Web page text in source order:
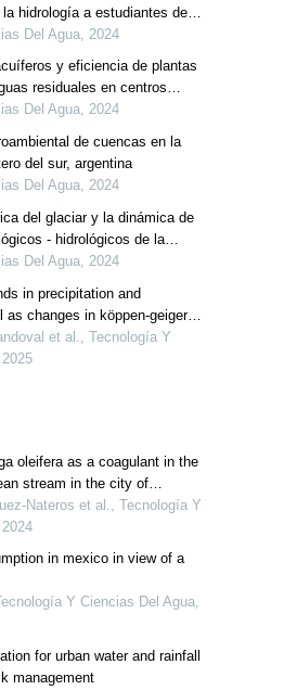
hidrología a estudiantes de
perú y mozambique
Del Agua, 2024
y eficiencia de plantas
residuales en centros
Del Agua, 2024
de cuencas en la
del sur, argentina
Del Agua, 2024
del glaciar y la dinámica de
- hidrológicos de la
cordillera blanca, perú
Del Agua, 2024
in precipitation and
as changes in köppen-geiger
sila river sub-basin, mexico
et al., Tecnología Y
oleifera as a coagulant in the
stream in the city of
Nateros et al., Tecnología Y
in mexico in view of a
Y Ciencias Del Agua,
for urban water and rainfall
management